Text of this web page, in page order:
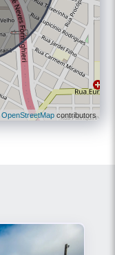
OpenStreetMapcontributors